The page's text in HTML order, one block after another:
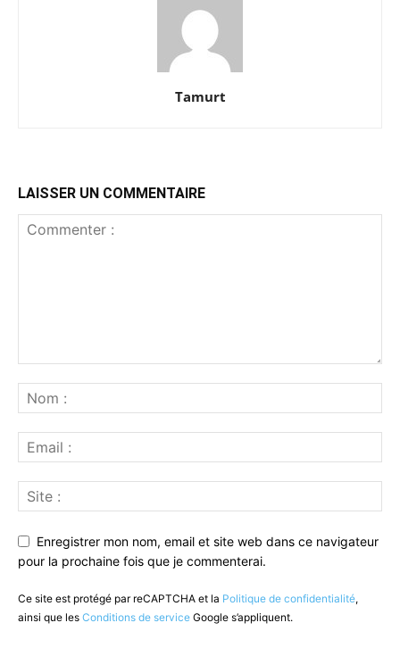
Tamurt
LAISSER UN COMMENTAIRE
Enregistrer mon nom, email et site web dans ce navigateur
pour la prochaine fois que je commenterai.
Ce site est protégé par reCAPTCHA et la Politique de confidentialité,
ainsi que les Conditions de service Google s’appliquent.